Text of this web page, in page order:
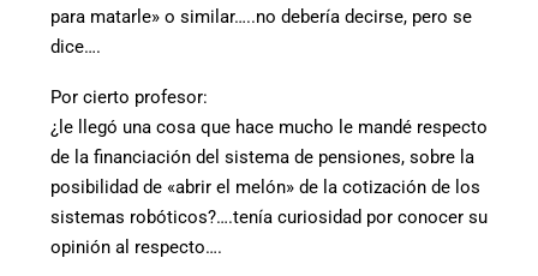
para matarle» o similar…..no debería decirse, pero se
dice….
Por cierto profesor:
¿le llegó una cosa que hace mucho le mandé respecto
de la financiación del sistema de pensiones, sobre la
posibilidad de «abrir el melón» de la cotización de los
sistemas robóticos?….tenía curiosidad por conocer su
opinión al respecto….